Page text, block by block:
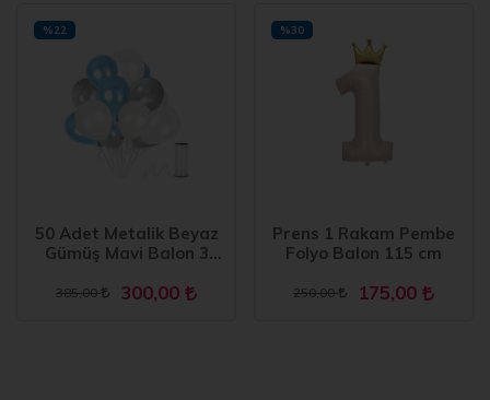
50 Adet Metalik Beyaz
Gümüş Mavi Balon 3
385,00 300,00
%22
Prens 1 Rakam Pembe
Folyo Balon 115 cm
250,00 175,00
%30